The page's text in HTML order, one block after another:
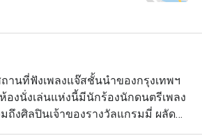
ถานที่ฟังเพลงแจ๊สชั้นนำของกรุงเทพฯ
องนั่งเล่นแห่งนี้มีนักร้องนักดนตรีเพลง
ถึงศิลปินเจ้าของรางวัลแกรมมี่ ผลัด
สร้างความสุขในเสียงเพลงให้คุณ